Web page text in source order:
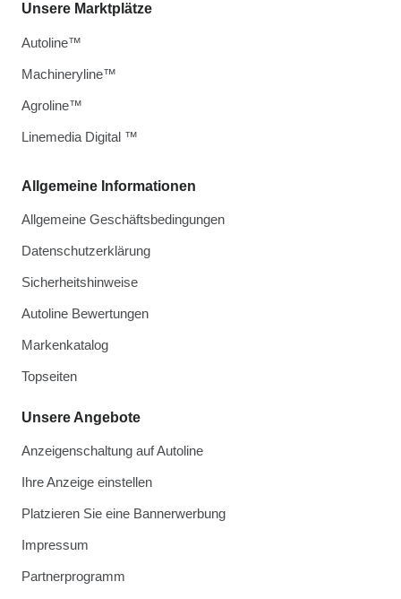
Allgemeine Informationen
Allgemeine Geschäftsbedingungen
Datenschutzerklärung
Sicherheitshinweise
Autoline Bewertungen
Markenkatalog
Topseiten
Unsere Angebote
Anzeigenschaltung auf Autoline
Ihre Anzeige einstellen
Platzieren Sie eine Bannerwerbung
Impressum
Partnerprogramm
Unsere Marktplätze
Autoline™
Machineryline™
Agroline™
Linemedia Digital ™